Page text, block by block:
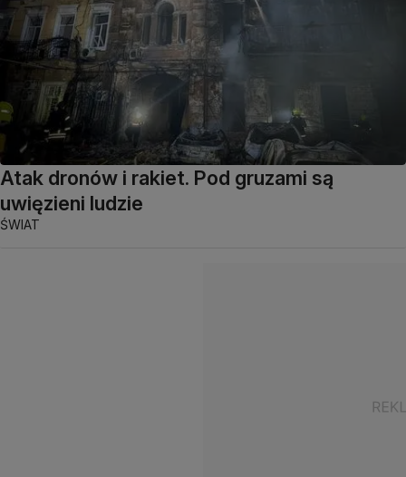
Atak dronów i rakiet. Pod gruzami są
uwięzieni ludzie
ŚWIAT